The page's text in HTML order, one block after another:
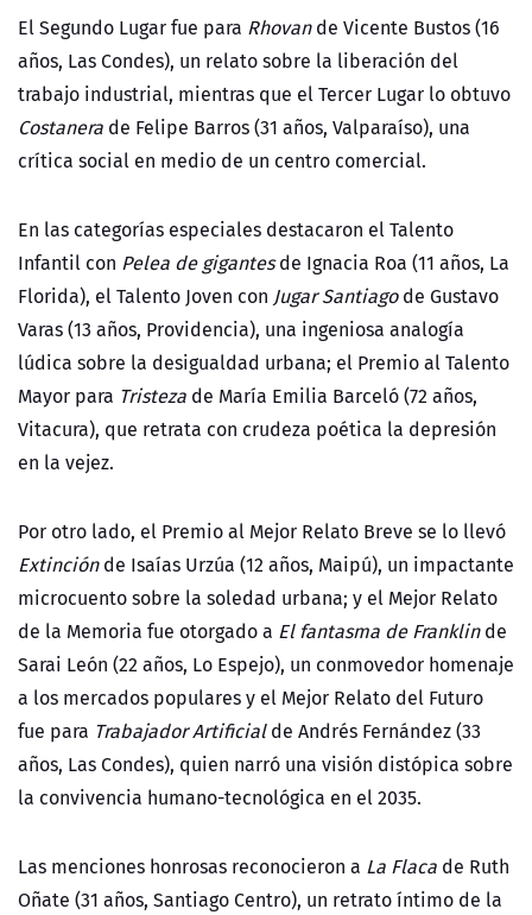
El Segundo Lugar fue para Rhovan de Vicente Bustos (16
años, Las Condes), un relato sobre la liberación del
trabajo industrial, mientras que el Tercer Lugar lo obtuvo
Costanera de Felipe Barros (31 años, Valparaíso), una
crítica social en medio de un centro comercial.
En las categorías especiales destacaron el Talento
Infantil con Pelea de gigantesde Ignacia Roa (11 años, La
Florida), el Talento Joven con Jugar Santiagode Gustavo
Varas (13 años, Providencia), una ingeniosa analogía
lúdica sobre la desigualdad urbana; el Premio al Talento
Mayor para Tristeza de María Emilia Barceló (72 años,
Vitacura), que retrata con crudeza poética la depresión
en la vejez.
Por otro lado, el Premio al Mejor Relato Breve se lo llevó
Extinciónde Isaías Urzúa (12 años, Maipú), un impactante
microcuento sobre la soledad urbana; y el Mejor Relato
de la Memoria fue otorgado a El fantasma de Franklin de
Sarai León (22 años, Lo Espejo), un conmovedor homenaje
a los mercados populares y el Mejor Relato del Futuro
fue para Trabajador Artificialde Andrés Fernández (33
años, Las Condes), quien narró una visión distópica sobre
la convivencia humano-tecnológica en el 2035.
Las menciones honrosas reconocieron a La Flaca de Ruth
Oñate (31 años, Santiago Centro), un retrato íntimo de la